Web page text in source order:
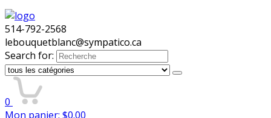
514-792-2568
lebouquetblanc@sympatico.ca
Search for:
0
Mon panier: $0.00